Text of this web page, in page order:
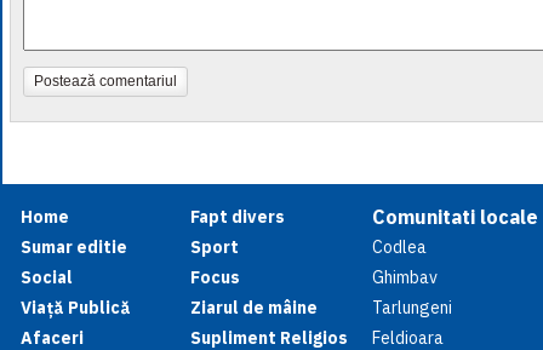
Postează comentariul
Home
Sumar editie
Social
Viață Publică
Afaceri
Fapt divers
Sport
Focus
Ziarul de mâine
Supliment Religios
Comunitati locale
Codlea
Ghimbav
Tarlungeni
Feldioara